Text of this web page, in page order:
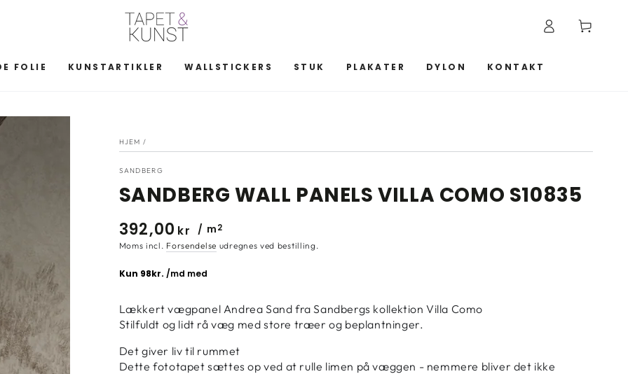
FOLIE KUNSTARTIKLER WALLSTICKERS STUK PLAKATER DYLON KONTAKT
ind
Kurv
HJEM /
SANDBERG
SANDBERG WALL PANELS VILLA COMO S10835
Normal
pris
392,00 kr / m2
Moms incl. Forsendelse udregnes ved bestilling.
Lækkert vægpanel Andrea Sand fra Sandbergs kollektion Villa Como
Stilfuldt og lidt rå væg med store træer og beplantninger.
Det giver liv til rummet
Dette fototapet sættes op ved at rulle limen på væggen - nemmere bliver det ikke